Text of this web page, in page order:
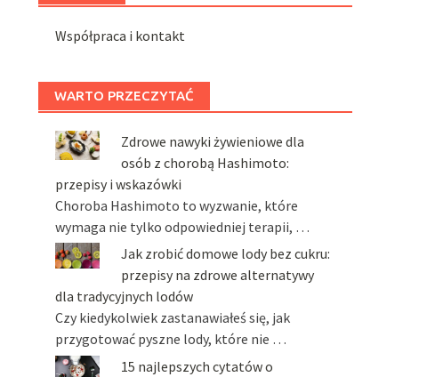
Współpraca i kontakt
WARTO PRZECZYTAĆ
Zdrowe nawyki żywieniowe dla
osób z chorobą Hashimoto:
przepisy i wskazówki
Choroba Hashimoto to wyzwanie, które
wymaga nie tylko odpowiedniej terapii, …
Jak zrobić domowe lody bez cukru:
przepisy na zdrowe alternatywy
dla tradycyjnych lodów
Czy kiedykolwiek zastanawiałeś się, jak
przygotować pyszne lody, które nie …
15 najlepszych cytatów o